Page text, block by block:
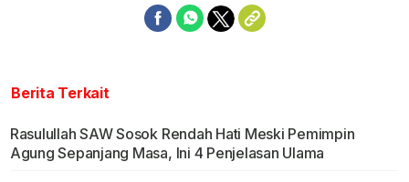
Berita Terkait
Rasulullah SAW Sosok Rendah Hati Meski Pemimpin
Agung Sepanjang Masa, Ini 4 Penjelasan Ulama